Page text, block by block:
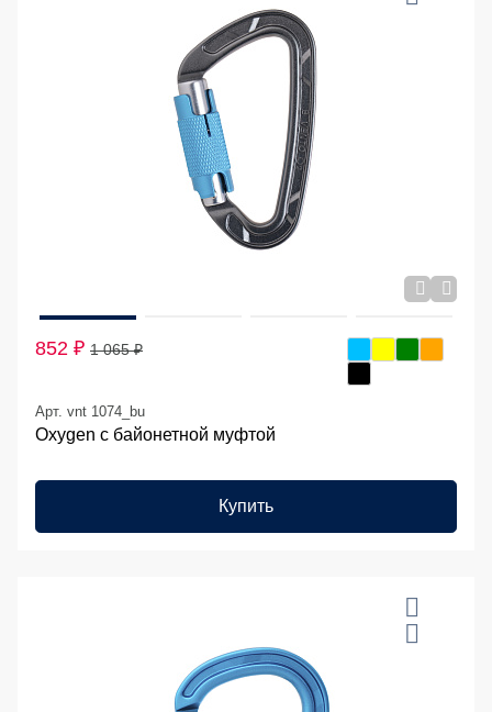
852 ₽ 1 065 ₽
Арт. vnt 1074_bu
Oxygen с байонетной муфтой
Купить